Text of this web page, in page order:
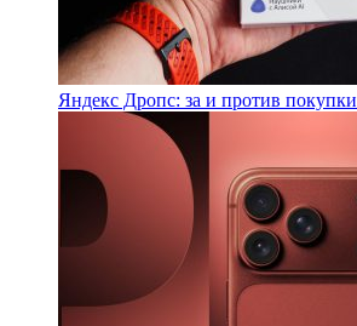
Яндекс Дропс: за и против покупки